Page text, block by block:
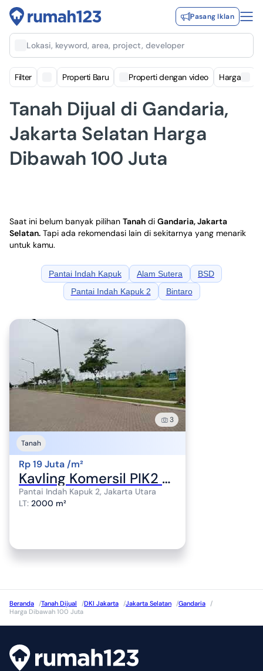
Pasang Iklan
Lokasi, keyword, area, project, developer
Filter Properti Baru Properti dengan video Harga
Tanah Dijual di Gandaria,
Jakarta Selatan Harga
Dibawah 100 Juta
Saat ini belum banyak pilihan Tanah di Gandaria, Jakarta
Selatan. Tapi ada rekomendasi lain di sekitarnya yang menarik
untuk kamu.
Pantai Indah Kapuk Alam Sutera
BSD
Pantai Indah Kapuk 2
Bintaro
3
Tanah
Rp 19 Juta /m²
Kavling Komersil PIK2 Luas 450m sd 2000m Termurah Strategis Ready
Pantai Indah Kapuk 2, Jakarta Utara
LT: 2000 m²
Beranda /Tanah Dijual /DKI Jakarta /Jakarta Selatan /Gandaria
/
Harga Dibawah 100 Juta